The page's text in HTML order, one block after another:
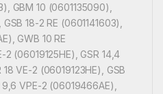
GBM 10 (0601135090),
18-2 RE (0601141603),
GWB 10 RE
2 (06019125HE), GSR 14,4
VE-2 (06019123HE), GSB
9,6 VPE-2 (06019466AE),